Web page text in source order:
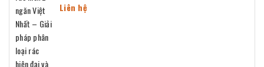
Liên hệ